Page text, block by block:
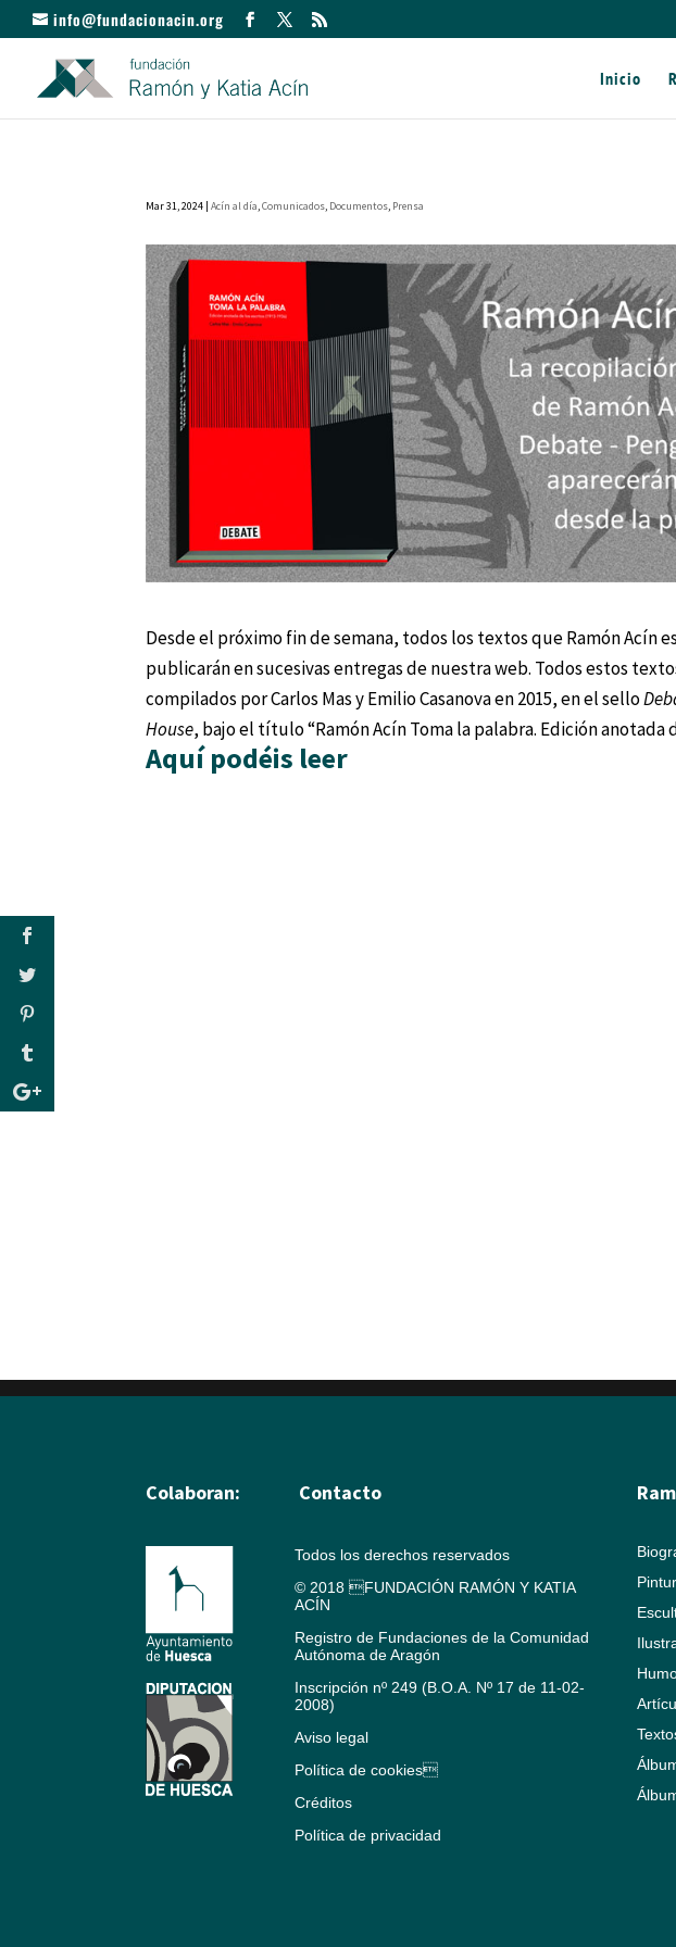
info@fundacionacin.org
Inicio
Mar 31, 2024 |Acín al día,Comunicados, Documentos, Prensa
Desde el próximo fin de semana, todos los textos que Ramón Acín
publicarán en sucesivas entregas de nuestra web. Todos estos
compilados por Carlos Mas y Emilio Casanova en 2015, en el sello
House, bajo el título “Ramón Acín Toma la palabra. Edición anotada
Aquí podéis leer
Colaboran: Contacto
Todos los derechos reservados
© 2018 FUNDACIÓN RAMÓN Y KATIA
ACÍN
Registro de Fundaciones de la Comunidad
Autónoma de Aragón
Inscripción nº 249 (B.O.A. Nº 17 de 11-02-
2008)
Aviso legal
Política de cookies
Créditos
Política de privacidad